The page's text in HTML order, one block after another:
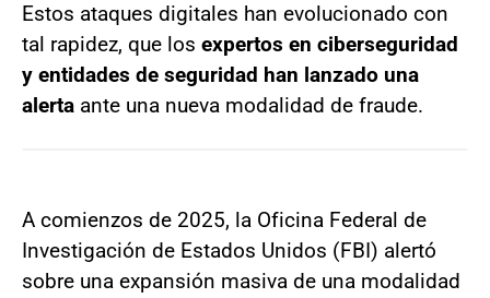
Estos ataques digitales han evolucionado con
tal rapidez, que los expertos en ciberseguridad
y entidades de seguridad han lanzado una
alerta ante una nueva modalidad de fraude.
A comienzos de 2025, la Oficina Federal de
Investigación de Estados Unidos (FBI) alertó
sobre una expansión masiva de una modalidad